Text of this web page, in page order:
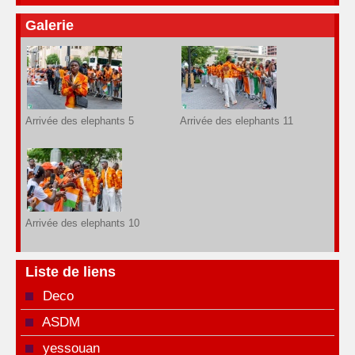
Galerie
Arrivée des elephants 5 Arrivée des elephants 11
Arrivée des elephants 10
Liste de liens
Deco
ASDM
yessouan